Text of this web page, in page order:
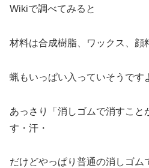
Wikiで調べてみると
材料は合成樹脂、ワックス、顔
蝋もいっぱい入っていそうです
あっさり「消しゴムで消すこと
す・汗・
だけどやっぱり普通の消しゴム